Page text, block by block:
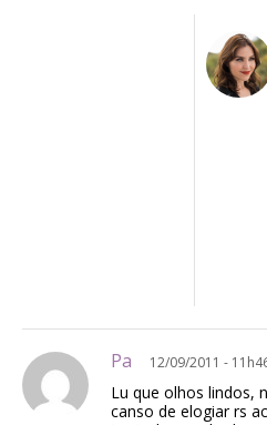
Pa 12/09/2011 -
Lu que olhos lindos,
canso de elogiar rs